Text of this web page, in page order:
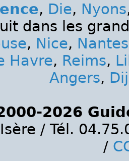
, Die, Nyons
dans les
, Nice, Nantes
Havre, Reims,
Angers,
2026
/ Tél.
/